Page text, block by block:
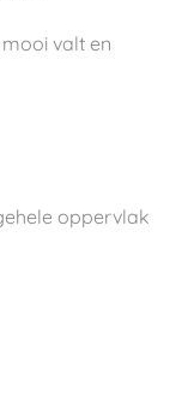
valt en
oppervlak